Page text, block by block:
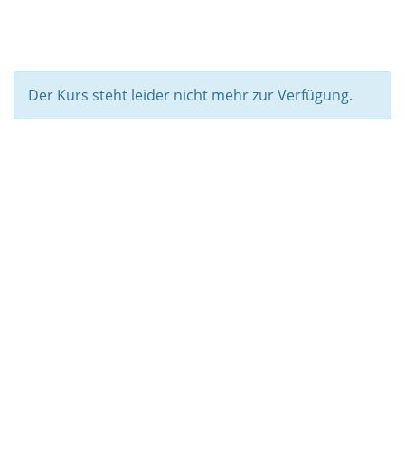
Der Kurs steht leider nicht mehr zur Verfügung.